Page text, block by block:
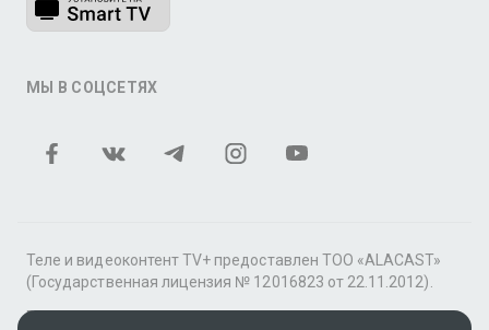
МЫ В СОЦСЕТЯХ
Теле и видеоконтент TV+ предоставлен ТОО «ALACAST»
(Государственная лицензия № 12016823 от 22.11.2012).
В рамках услуги «Видео по подписке» для «Пакета